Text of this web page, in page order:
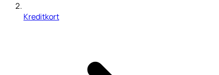
Kreditkort